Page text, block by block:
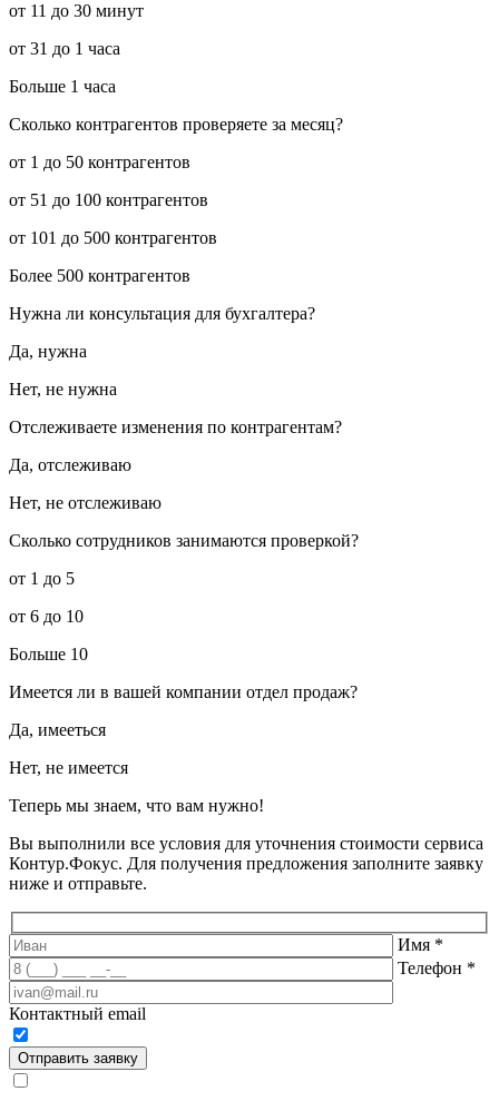
от 11 до 30 минут
от 31 до 1 часа
Больше 1 часа
Сколько контрагентов проверяете за месяц?
от 1 до 50 контрагентов
от 51 до 100 контрагентов
от 101 до 500 контрагентов
Более 500 контрагентов
Нужна ли консультация для бухгалтера?
Да, нужна
Нет, не нужна
Отслеживаете изменения по контрагентам?
Да, отслеживаю
Нет, не отслеживаю
Сколько сотрудников занимаются проверкой?
от 1 до 5
от 6 до 10
Больше 10
Имеется ли в вашей компании отдел продаж?
Да, имееться
Нет, не имеется
Теперь мы знаем, что вам нужно!
Вы выполнили все условия для уточнения стоимости сервиса
Контур.Фокус. Для получения предложения заполните заявку
ниже и отправьте.
Имя *
Телефон *
Контактный email
Отправить заявку